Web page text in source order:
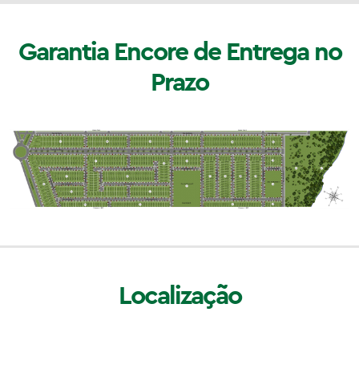
Garantia Encore de Entrega no
Prazo
Localização